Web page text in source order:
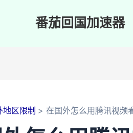
番茄回国加速器
地区限制 在国外怎么用腾讯视频